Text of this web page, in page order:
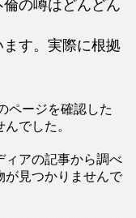
の噂はどんどん
す。実際に根拠
ページを確認した
でした。
ィアの記事から調べ
が見つかりませんで